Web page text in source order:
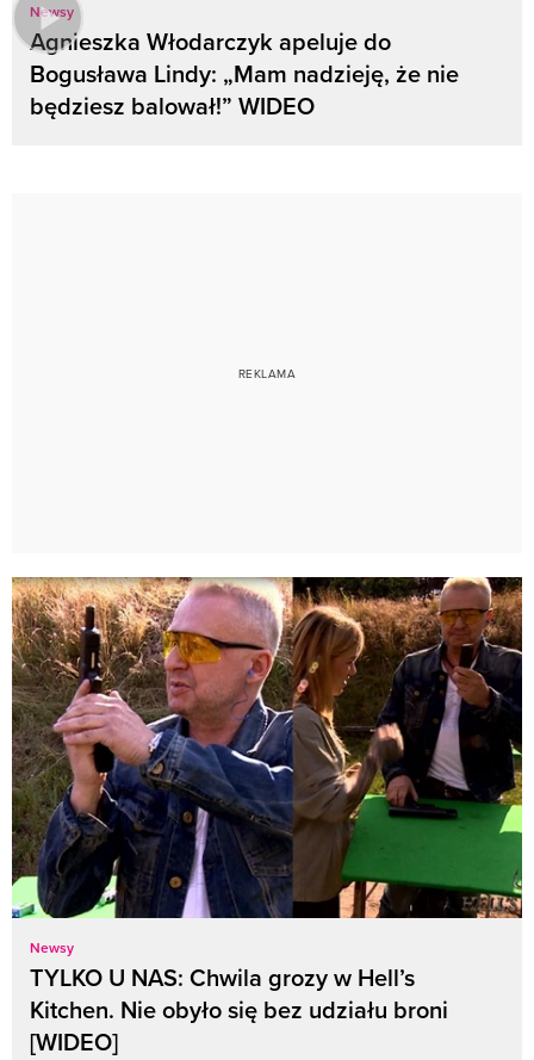
Newsy
Agnieszka Włodarczyk apeluje do
Bogusława Lindy: „Mam nadzieję, że nie
będziesz balował!” WIDEO
Newsy
TYLKO U NAS: Chwila grozy w Hell’s
Kitchen. Nie obyło się bez udziału broni
[WIDEO]